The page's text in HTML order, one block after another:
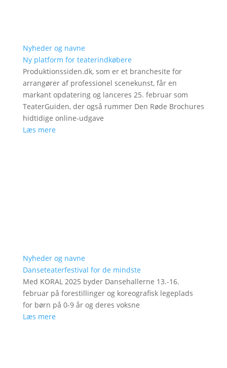
Nyheder og navne
Ny platform for teaterindkøbere
Produktionssiden.dk, som er et branchesite for
arrangører af professionel scenekunst, får en
markant opdatering og lanceres 25. februar som
TeaterGuiden, der også rummer Den Røde Brochures
hidtidige online-udgave
Læs mere
Nyheder og navne
Danseteaterfestival for de mindste
Med KORAL 2025 byder Dansehallerne 13.-16.
februar på forestillinger og koreografisk legeplads
for børn på 0-9 år og deres voksne
Læs mere